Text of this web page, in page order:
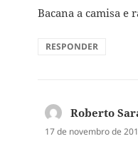
Bacana a camisa e
RESPONDER
Roberto
17 de novembro de